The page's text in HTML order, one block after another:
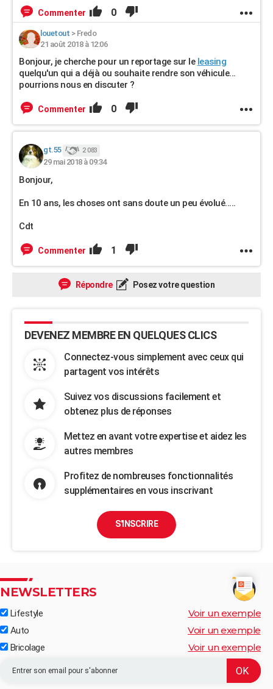
Commenter 0
louetout > Fredo
21 août 2018 à 12:06
Bonjour, je cherche pour un reportage sur le leasing
quelqu'un qui a déjà ou souhaite rendre son véhicule...
pourrions nous en discuter ?
Commenter 0
gt.55 2 083
29 mai 2018 à 09:34
Bonjour,
En 10 ans, les choses ont sans doute un peu évolué.....
Cdt
Commenter 1
Répondre Posez votre question
DEVENEZ MEMBRE EN QUELQUES CLICS
Connectez-vous simplement avec ceux qui
partagent vos intérêts
Suivez vos discussions facilement et
obtenez plus de réponses
Mettez en avant votre expertise et aidez les
autres membres
Profitez de nombreuses fonctionnalités
supplémentaires en vous inscrivant
S'INSCRIRE
NEWSLETTERS
Lifestyle Voir un exemple
Auto Voir un exemple
Bricolage Voir un exemple